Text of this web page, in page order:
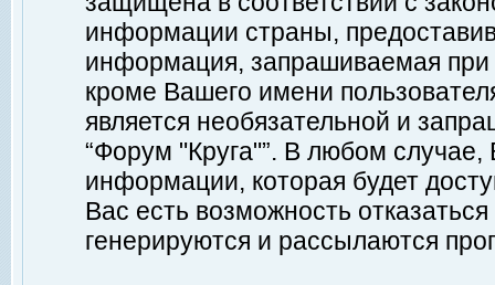
информации страны,
информация, запрашиваемая при
кроме Вашего имени
является необязательной и
“Форум "Круга"”. В любом
информации, которая будет
Вас есть возможность
генерируются и рассылаются